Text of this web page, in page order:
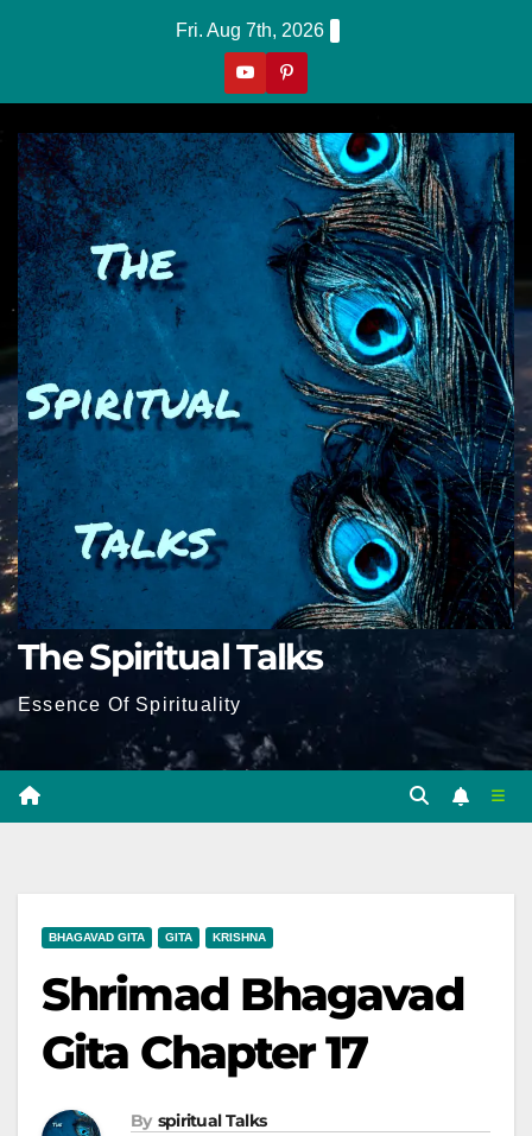
Fri. Aug 7th, 2026
The Spiritual Talks
Essence Of Spirituality
BHAGAVAD GITA GITA KRISHNA
Shrimad Bhagavad
Gita Chapter 17
By Spiritual Talks